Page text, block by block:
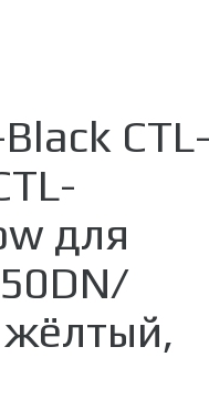
для
жёлтый,